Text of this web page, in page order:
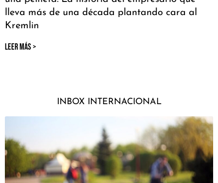
lleva más de una década plantando cara al
Kremlin
LEER MÁS >
INBOX INTERNACIONAL